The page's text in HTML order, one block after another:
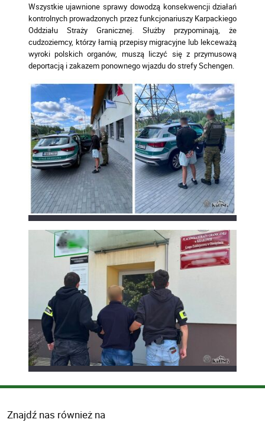
Wszystkie ujawnione sprawy dowodzą konsekwencji działań
kontrolnych prowadzonych przez funkcjonariuszy Karpackiego
Oddziału Straży Granicznej. Służby przypominają, że
cudzoziemcy, którzy łamią przepisy migracyjne lub lekceważą
wyroki polskich organów, muszą liczyć się z przymusową
deportacją i zakazem ponownego wjazdu do strefy Schengen.
Znajdź nas również na